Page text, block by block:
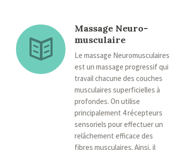
Massage Neuro-
musculaire
Le massage Neuromusculaires
est un massage progressif qui
travail chacune des couches
musculaires superficielles à
profondes. On utilise
principalement 4 récepteurs
sensoriels pour effectuer un
relâchement efficace des
fibres musculaires. Ainsi, il